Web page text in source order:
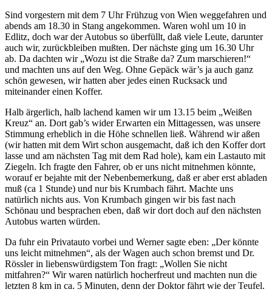
Sind vorgestern mit dem 7 Uhr Frühzug von Wien weggefahren und
abends am 18.30 in Stang angekommen. Waren wohl um 10 in
Edlitz, doch war der Autobus so überfüllt, daß viele Leute, darunter
auch wir, zurückbleiben mußten. Der nächste ging um 16.30 Uhr
ab. Da dachten wir „Wozu ist die Straße da? Zum marschieren!“
und machten uns auf den Weg. Ohne Gepäck wär’s ja auch ganz
schön gewesen, wir hatten aber jedes einen Rucksack und
miteinander einen Koffer.
Halb ärgerlich, halb lachend kamen wir um 13.15 beim „Weißen
Kreuz“ an. Dort gab’s wider Erwarten ein Mittagessen, was unsere
Stimmung erheblich in die Höhe schnellen ließ. Während wir aßen
(wir hatten mit dem Wirt schon ausgemacht, daß ich den Koffer dort
lasse und am nächsten Tag mit dem Rad hole), kam ein Lastauto mit
Ziegeln. Ich fragte den Fahrer, ob er uns nicht mitnehmen könnte,
worauf er bejahte mit der Nebenbemerkung, daß er aber erst abladen
muß (ca 1 Stunde) und nur bis Krumbach fährt. Machte uns
natürlich nichts aus. Von Krumbach gingen wir bis fast nach
Schönau und besprachen eben, daß wir dort doch auf den nächsten
Autobus warten würden.
Da fuhr ein Privatauto vorbei und Werner sagte eben: „Der könnte
uns leicht mitnehmen“, als der Wagen auch schon bremst und Dr.
Rössler in liebenswürdigstem Ton fragt: „Wollen Sie nicht
mitfahren?“ Wir waren natürlich hocherfreut und machten nun die
letzten 8 km in ca. 5 Minuten, denn der Doktor fährt wie der Teufel.